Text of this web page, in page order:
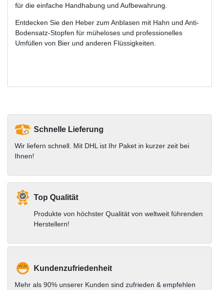
für die einfache Handhabung und Aufbewahrung.
Entdecken Sie den Heber zum Anblasen mit Hahn und Anti-
Bodensatz-Stopfen für müheloses und professionelles
Umfüllen von Bier und anderen Flüssigkeiten.
Schnelle Lieferung
Wir liefern schnell. Mit DHL ist Ihr Paket in kurzer zeit bei
Ihnen!
Top Qualität
Produkte von höchster Qualität von weltweit führenden
Herstellern!
Kundenzufriedenheit
Mehr als 90% unserer Kunden sind zufrieden & empfehlen